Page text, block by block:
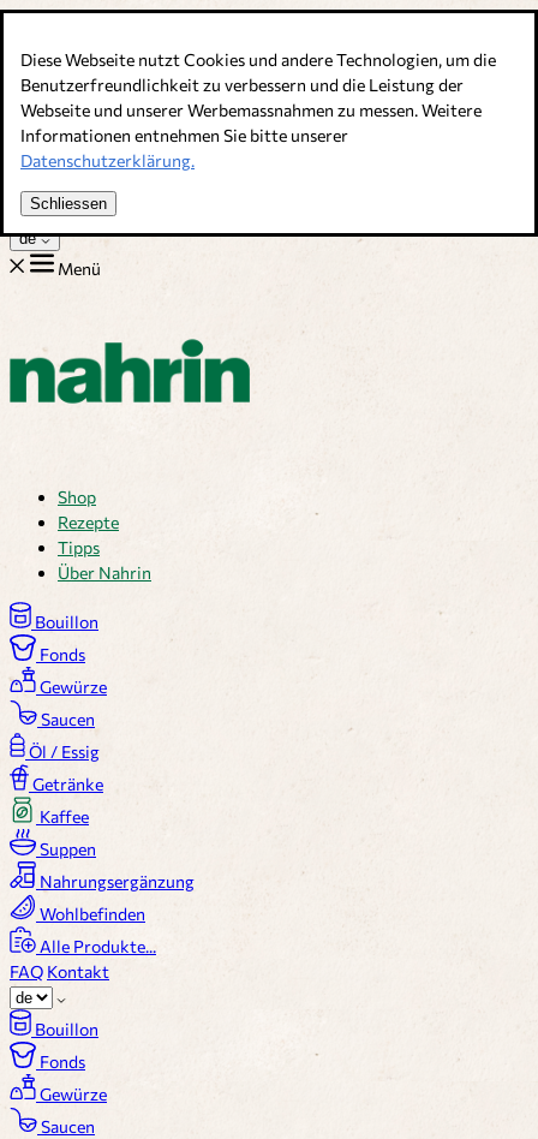
Diese Webseite nutzt Cookies und andere Technologien, um die
Benutzerfreundlichkeit zu verbessern und die Leistung der
Webseite und unserer Werbemassnahmen zu messen. Weitere
Informationen entnehmen Sie bitte unserer
Datenschutzerklärung.
Schliessen
Bouillons, Gewürze & Nahrungsergänzung. Schweizer Qualität
Kundenservice
Rezepte
Tipps
Über uns
Jobs
de
Menü
Shop
Rezepte
Tipps
Über Nahrin
Bouillon
Fonds
Gewürze
Saucen
Öl / Essig
Getränke
Kaffee
Suppen
Nahrungsergänzung
Wohlbefinden
Alle Produkte...
FAQ Kontakt
Bouillon
Fonds
Gewürze
Saucen